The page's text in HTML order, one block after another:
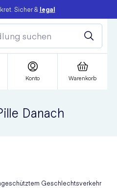
Sicher & legal
Konto Warenkorb
Danach
Geschlechtsverkehr